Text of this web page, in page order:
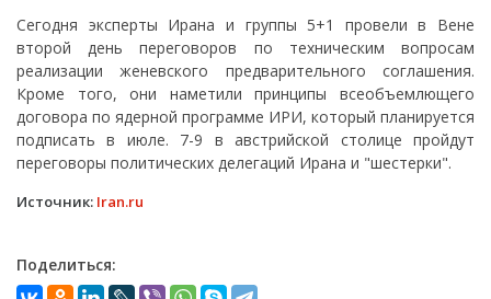
Сегодня эксперты Ирана и группы 5+1 провели в Вене
второй день переговоров по техническим вопросам
реализации женевского предварительного соглашения.
Кроме того, они наметили принципы всеобъемлющего
договора по ядерной программе ИРИ, который планируется
подписать в июле. 7-9 в австрийской столице пройдут
переговоры политических делегаций Ирана и "шестерки".
Источник: Iran.ru
Поделиться: